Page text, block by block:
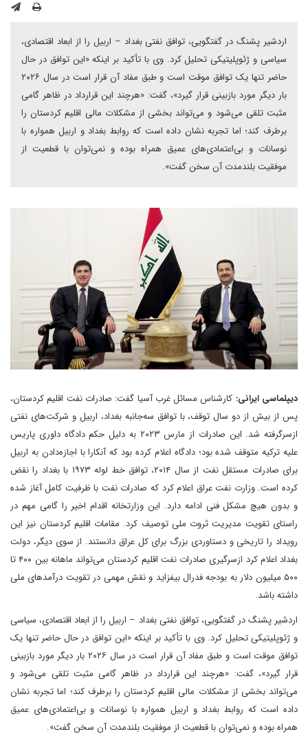
اردشیر پشنگ در گفتگویی، توافق نفتی بغداد – اربیل را از ابعاد اقتصادی،
سیاسی و ژئوپلیتیکی تحلیل کرد. وی با تأکید بر اینکه «این توافق در حال
حاضر تنها یک توافق موقت است و طبق مفاد آن قرار است در سال ۲۰۲۶
بار دیگر مورد بازبینی قرار گیرد»، گفت: «هرچند این قرارداد در ظاهر گامی
مثبت تلقی می‌شود و می‌تواند بخشی از مشکلات مالی اقلیم کردستان را
برطرف کند؛ اما تجربه نشان داده است که روابط بغداد و اربیل همواره با
نوسانات و بی‌اعتمادی‌های عمیق همراه بوده و نمی‌توان با قطعیت از
موفقیت بلندمدت آن سخن گفت».
دیپلماسی ایرانی: کارشناس مسائل غرب آسیا گفت: صادرات نفت اقلیم کردستان،
پس از بیش از دو سال توقف، با توافق سه‌جانبه بغداد، اربیل و شرکت‌های نفتی
ازسرگرفته شد. این صادرات از مارس ۲۰۲۳ به دلیل حکم دادگاه داوری پاریس
علیه ترکیه متوقف شده بود؛ دادگاه اعلام کرده بود که آنکارا با اجازه‌دادن به اربیل
برای صادرات مستقل نفت از سال ۲۰۱۴، توافق خط لوله ۱۹۷۳ با بغداد را نقض
کرده است. وزارت نفت عراق اعلام کرد که صادرات نفت با ظرفیت کامل آغاز شده
و بدون هیچ مشکل فنی ادامه دارد. این وزارتخانه اقدام اخیر را گامی مهم در
راستای تقویت مدیریت ثروت ملی توصیف کرد. مقامات اقلیم کردستان نیز این
رویداد را تاریخی و دستاوردی بزرگ برای کل عراق دانستند. از سوی دیگر، دولت
بغداد اعلام کرد ازسرگیری صادرات نفت اقلیم کردستان می‌تواند ماهانه بین ۴۰۰ تا
۵۰۰ میلیون دلار به بودجه فدرال بیفزاید و نقش مهمی در تقویت درآمدهای ملی
داشته باشد.
اردشیر پشنگ در گفتگویی، توافق نفتی بغداد – اربیل را از ابعاد اقتصادی، سیاسی
و ژئوپلیتیکی تحلیل کرد. وی با تأکید بر اینکه «این توافق در حال حاضر تنها یک
توافق موقت است و طبق مفاد آن قرار است در سال ۲۰۲۶ بار دیگر مورد بازبینی
قرار گیرد»، گفت: «هرچند این قرارداد در ظاهر گامی مثبت تلقی می‌شود و
می‌تواند بخشی از مشکلات مالی اقلیم کردستان را برطرف کند؛ اما تجربه نشان
داده است که روابط بغداد و اربیل همواره با نوسانات و بی‌اعتمادی‌های عمیق
همراه بوده و نمی‌توان با قطعیت از موفقیت بلندمدت آن سخن گفت».